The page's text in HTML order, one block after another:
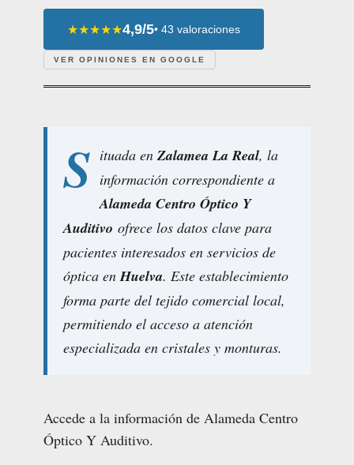
★★★★★4,9/5• 43 valoraciones
VER OPINIONES EN GOOGLE
S ituada enZalamea La Real, la
información correspondiente a
Alameda Centro Óptico Y
Auditivo ofrece los datos clave para
pacientes interesados en servicios de
óptica enHuelva. Este establecimiento
forma parte del tejido comercial local,
permitiendo el acceso a atención
especializada en cristales y monturas.
Accede a la información de Alameda Centro
Óptico Y Auditivo.